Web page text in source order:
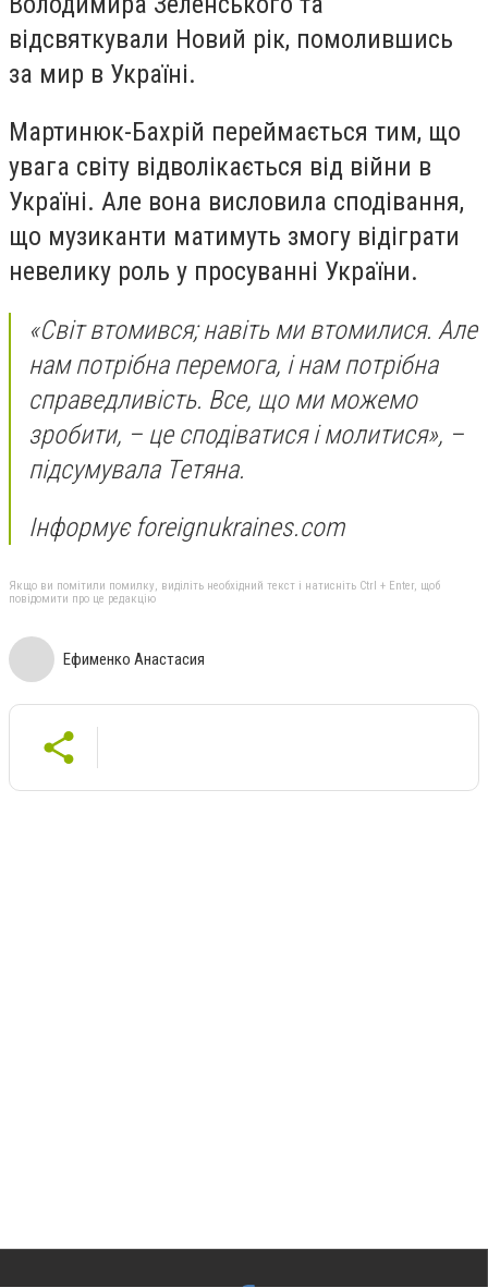
відсвяткували Новий рік, помолившись
за мир в Україні.
Мартинюк-Бахрій переймається тим, що
увага світу відволікається від війни в
Україні. Але вона висловила сподівання,
що музиканти матимуть змогу відіграти
невелику роль у просуванні України.
«Світ втомився; навіть ми втомилися. Але
нам потрібна перемога, і нам потрібна
справедливість. Все, що ми можемо
зробити, – це сподіватися і молитися», –
підсумувала Тетяна.
Інформує foreignukraines.com
Якщо ви помітили помилку, виділіть необхідний текст і натисніть Ctrl + Enter, щоб
повідомити про це редакцію
Ефименко Анастасия